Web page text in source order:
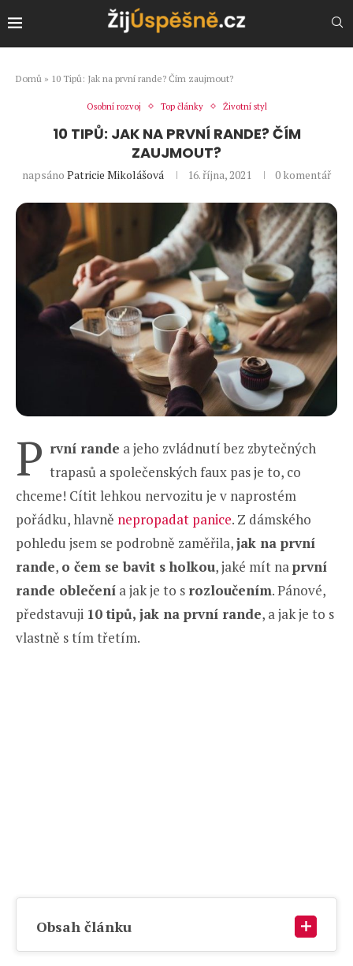
Domů » 10 Tipů: Jak na první rande? Čím zaujmout?
Osobní rozvoj Top články Životní styl
10 TIPŮ: JAK NA PRVNÍ RANDE? ČÍM
ZAUJMOUT?
napsáno Patricie Mikolášová 16. října, 2021 0 komentář
P rvní rande a jeho zvládnutí bez zbytečných
trapasů a společenských faux pas je to, co
chceme! Cítit lehkou nervozitu je v naprostém
pořádku, hlavně nepropadat panice. Z dámského
pohledu jsem se podrobně zaměřila,jak na první
rande, o čem se bavit s holkou, jaké mít naprvní
rande oblečení a jak je to s rozloučením. Pánové,
představuji 10 tipů, jak na první rande, a jak je to s
vlastně s tím třetím.
Obsah článku